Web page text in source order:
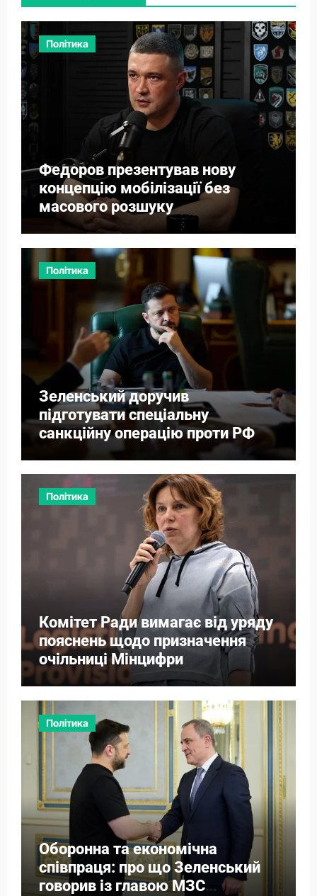
Політика
Федоров презентував нову
концепцію мобілізації без
масового розшуку
Політика
Зеленський доручив
підготувати спеціальну
санкційну операцію проти РФ
Політика
Комітет Ради вимагає від уряду
пояснень щодо призначення
очільниці Мінцифри
Політика
Оборонна та економічна
співпраця: про що Зеленський
говорив із главою МЗС